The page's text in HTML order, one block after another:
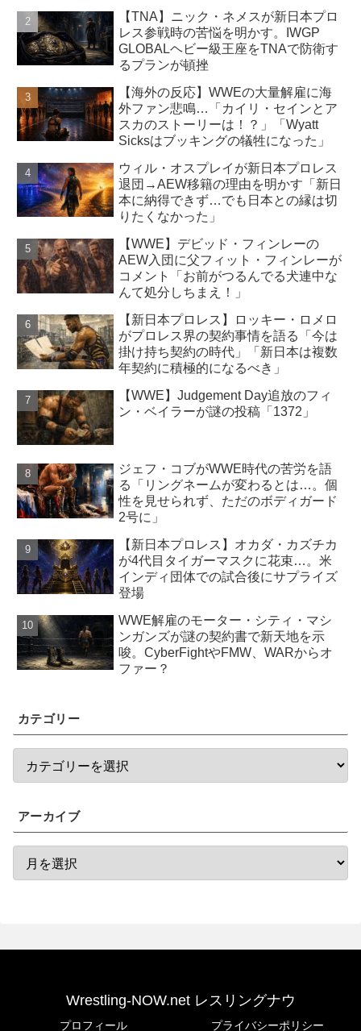
【TNA】ニック・ネメスが新日本プロ
レス参戦時の苦悩を明かす。IWGP
GLOBALヘビー級王座をTNAで防衛す
るプランが頓挫
【海外の反応】WWEの大量解雇に海
外ファン悲鳴…「カイリ・セインとア
スカのストーリーは！？」「Wyatt
Sicksはブッキングの犠牲になった」
ウィル・オスプレイが新日本プロレス
退団→AEW移籍の理由を明かす「新日
本に納得できず…でも日本との縁は切
りたくなかった」
【WWE】デビッド・フィンレーの
AEW入団に父フィット・フィンレーが
コメント「お前がつるんでる犬連中な
んて処分しちまえ！」
【新日本プロレス】ロッキー・ロメロ
がプロレス界の契約事情を語る「今は
掛け持ち契約の時代」「新日本は複数
年契約に積極的になるべき」
【WWE】Judgement Day追放のフィ
ン・ベイラーが謎の投稿「1372」
ジェフ・コブがWWE時代の苦労を語
る「リングネームが変わるとは…。個
性を見せられず、ただのボディガード
2号に」
【新日本プロレス】オカダ・カズチカ
が4代目タイガーマスクに花束…。米
インディ団体での試合後にサプライズ
登場
WWE解雇のモーター・シティ・マシ
ンガンズが謎の契約書で新天地を示
唆。CyberFightやFMW、WARからオ
ファー？
カテゴリー
アーカイブ
Wrestling-NOW.net レスリングナウ
プロフィール プライバシーポリシー